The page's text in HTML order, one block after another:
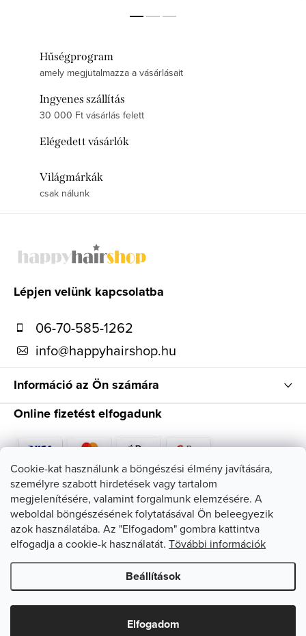
Cookie-kat használunk a böngészési élmény javítására,
személyre szabott hirdetések vagy tartalom
megjelenítésére, valamint forgalmunk elemzésére. A
weboldal böngészésének folytatásával Ön beleegyezik
azok használatába. Az "Elfogadom" gombra kattintva
elfogadja a cookie-k használatát. Tövábbi információk
Beállítások
Elfogadom
Hűségprogram
amely megjutalmazza a vásárlásait
Ingyenes szállítás
30 000 Ft vásárlás felett
Elégedett vásárlók
Világmárkák
csak nálunk
Lépjen velünk kapcsolatba
06-70-585-1262
info@happyhairshop.hu
Információ az Ön számára
Online fizetést elfogadunk
Kövessen minket
Copyright 2026HappyHairShop. Minden jog fenntartva.Süti
beállítások szerkesztése